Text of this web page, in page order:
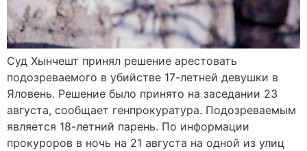
Суд Хынчешт принял решение арестовать
подозреваемого в убийстве 17-летней девушки в
Яловень. Решение было принято на заседании 23
августа, сообщает генпрокуратура. Подозреваемым
является 18-летний парень. По информации
прокуроров в ночь на 21 августа на одной из улиц